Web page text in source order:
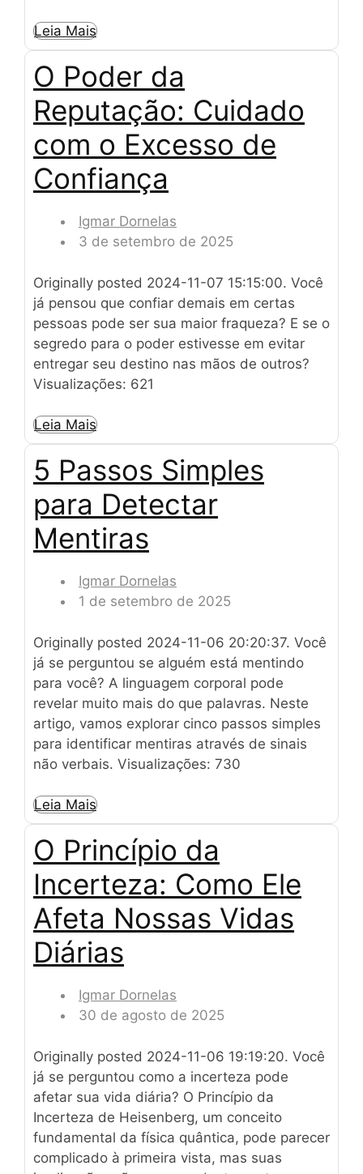
Leia Mais
O Poder da
Reputação: Cuidado
com o Excesso de
Confiança
Igmar Dornelas
3 de setembro de 2025
Originally posted 2024-11-07 15:15:00. Você
já pensou que confiar demais em certas
pessoas pode ser sua maior fraqueza? E se o
segredo para o poder estivesse em evitar
entregar seu destino nas mãos de outros?
Visualizações: 621
Leia Mais
5 Passos Simples
para Detectar
Mentiras
Igmar Dornelas
1 de setembro de 2025
Originally posted 2024-11-06 20:20:37. Você
já se perguntou se alguém está mentindo
para você? A linguagem corporal pode
revelar muito mais do que palavras. Neste
artigo, vamos explorar cinco passos simples
para identificar mentiras através de sinais
não verbais. Visualizações: 730
Leia Mais
O Princípio da
Incerteza: Como Ele
Afeta Nossas Vidas
Diárias
Igmar Dornelas
30 de agosto de 2025
Originally posted 2024-11-06 19:19:20. Você
já se perguntou como a incerteza pode
afetar sua vida diária? O Princípio da
Incerteza de Heisenberg, um conceito
fundamental da física quântica, pode parecer
complicado à primeira vista, mas suas